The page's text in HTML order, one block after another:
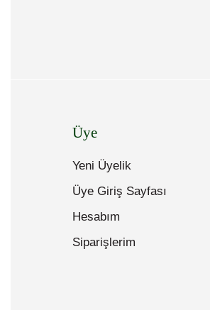
Üye
Yeni Üyelik
Üye Giriş Sayfası
Hesabım
Siparişlerim